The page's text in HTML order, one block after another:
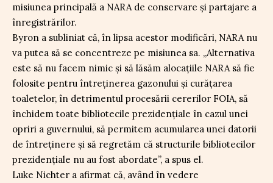
misiunea principală a NARA de conservare și partajare a
înregistrărilor.
Byron a subliniat că, în lipsa acestor modificări, NARA nu
va putea să se concentreze pe misiunea sa. „Alternativa
este să nu facem nimic și să lăsăm alocațiile NARA să fie
folosite pentru întreținerea gazonului și curățarea
toaletelor, în detrimentul procesării cererilor FOIA, să
închidem toate bibliotecile prezidențiale în cazul unei
opriri a guvernului, să permitem acumularea unei datorii
de întreținere și să regretăm că structurile bibliotecilor
prezidențiale nu au fost abordate”, a spus el.
Luke Nichter a afirmat că, având în vedere